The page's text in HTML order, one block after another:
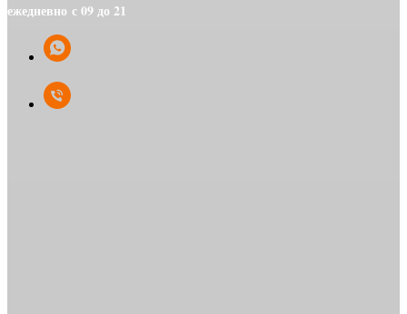
ежедневно с 09 до 21